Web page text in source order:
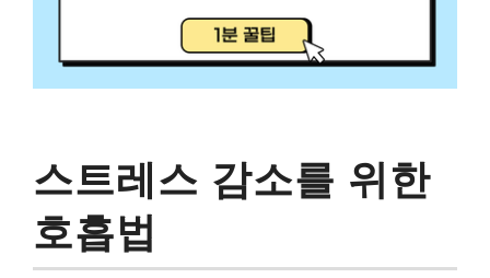
스트레스 감소를 위한
호흡법